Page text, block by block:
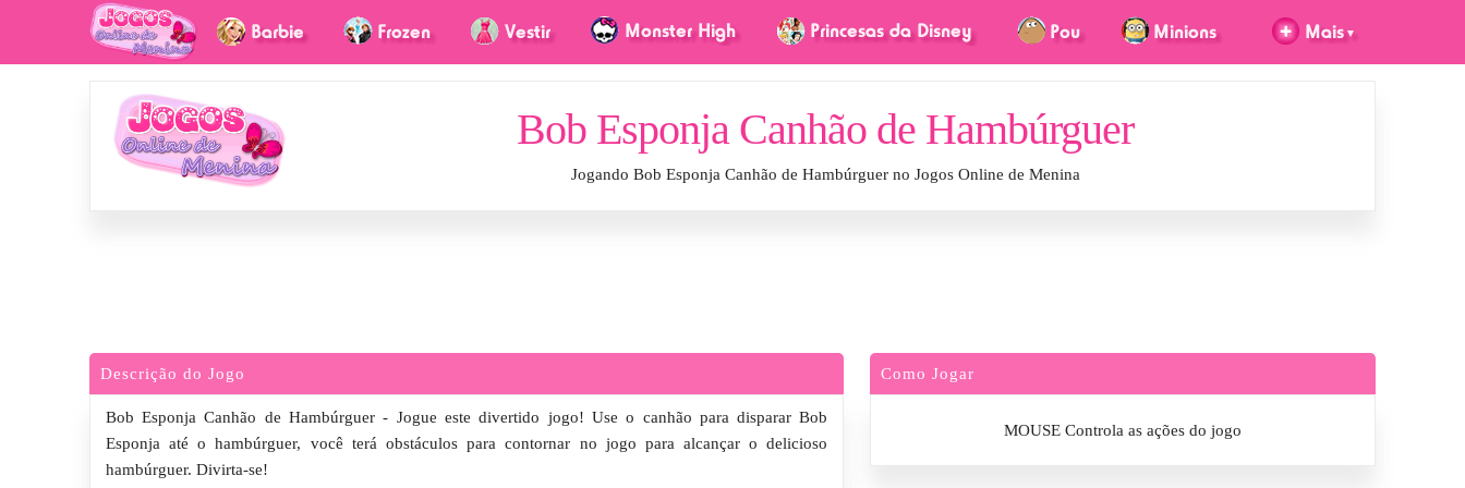
Bob Esponja Canhão de Hambúrguer
Jogando Bob Esponja Canhão de Hambúrguer no Jogos Online de Menina
Descrição do Jogo
Bob Esponja Canhão de Hambúrguer - Jogue este divertido jogo! Use o canhão para disparar Bob
Esponja até o hambúrguer, você terá obstáculos para contornar no jogo para alcançar o delicioso
hambúrguer. Divirta-se!
Como Jogar
MOUSE Controla as ações do jogo